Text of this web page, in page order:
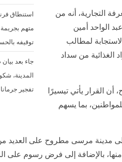
استنطاق
متهم
توقيفه
جاء بعد
المدينة،
تفجير
التجارية، أنه من
الواحد أمين
لمطالب
الغذائية من سداد
القرار يأتي تيسيرًا
بما يسهم
مرسى مطروح على العديد
منها، بالإضافة إلى فرض رسوم على